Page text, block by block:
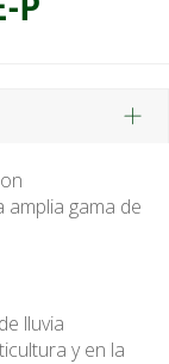
gama de
lluvia
y en la